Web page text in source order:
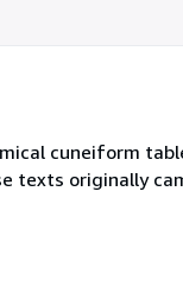
cuneiform
texts originally